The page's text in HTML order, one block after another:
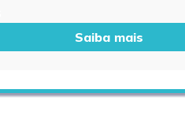
Saiba mais